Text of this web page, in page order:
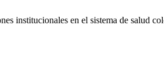
institucionales en el sistema de salud